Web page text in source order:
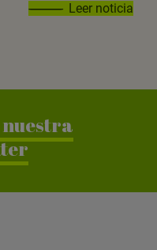
Leer noticia